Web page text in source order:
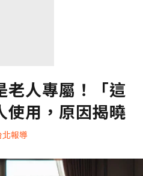
老人專屬！「這
使用，原因揭曉
北報導